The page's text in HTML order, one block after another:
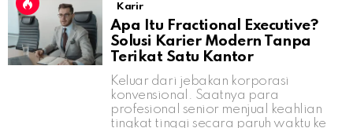
Karir
Apa Itu Fractional Executive?
Solusi Karier Modern Tanpa
Terikat Satu Kantor
Keluar dari jebakan korporasi
konvensional. Saatnya para
profesional senior menjual keahlian
tingkat tinggi secara paruh waktu ke